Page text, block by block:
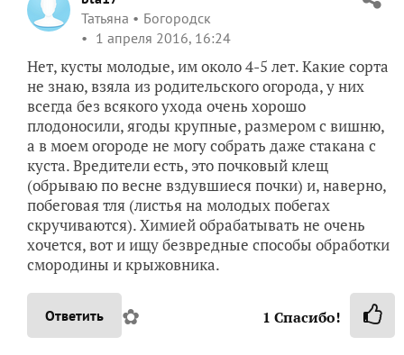
Татьяна
Богородск
1 апреля 2016, 16:24
Нет, кусты молодые, им около 4-5 лет. Какие сорта
не знаю, взяла из родительского огорода, у них
всегда без всякого ухода очень хорошо
плодоносили, ягоды крупные, размером с вишню,
а в моем огороде не могу собрать даже стакана с
куста. Вредители есть, это почковый клещ
(обрываю по весне вздувшиеся почки) и, наверно,
побеговая тля (листья на молодых побегах
скручиваются). Химией обрабатывать не очень
хочется, вот и ищу безвредные способы обработки
смородины и крыжовника.
Ответить ✿ 1 Спасибо!